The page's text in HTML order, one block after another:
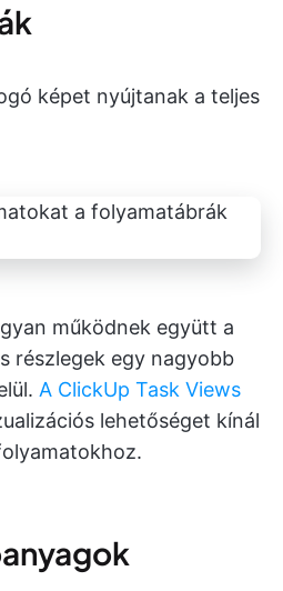
képet nyújtanak a teljes
működnek együtt a
részlegek egy nagyobb
A ClickUp Task Views
lehetőséget kínál